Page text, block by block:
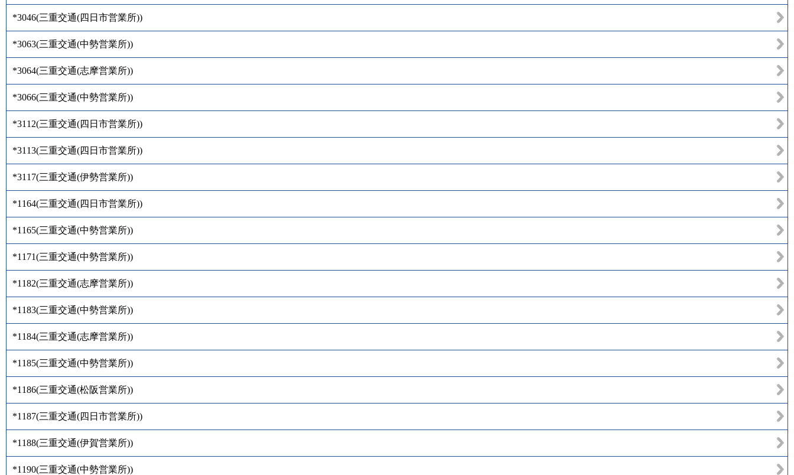
*3046(三重交通(四日市営業所))
*3063(三重交通(中勢営業所))
*3064(三重交通(志摩営業所))
*3066(三重交通(中勢営業所))
*3112(三重交通(四日市営業所))
*3113(三重交通(四日市営業所))
*3117(三重交通(伊勢営業所))
*1164(三重交通(四日市営業所))
*1165(三重交通(中勢営業所))
*1171(三重交通(中勢営業所))
*1182(三重交通(志摩営業所))
*1183(三重交通(中勢営業所))
*1184(三重交通(志摩営業所))
*1185(三重交通(中勢営業所))
*1186(三重交通(松阪営業所))
*1187(三重交通(四日市営業所))
*1188(三重交通(伊賀営業所))
*1190(三重交通(中勢営業所))